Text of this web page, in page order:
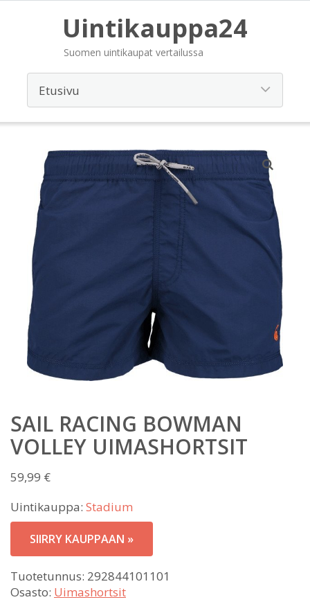
Uintikauppa24
Suomen uintikaupat vertailussa
SAIL RACING BOWMAN
VOLLEY UIMASHORTSIT
59,99 €
Uintikauppa: Stadium
SIIRRY KAUPPAAN »
Tuotetunnus: 292844101101
Osasto: Uimashortsit